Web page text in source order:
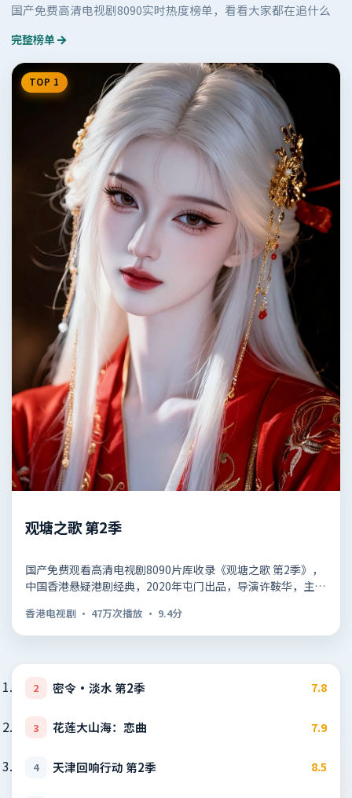
国产免费高清电视剧8090实时热度榜单，看看大家都在追什么
完整榜单
TOP 1
观塘之歌 第2季
国产免费观看高清电视剧8090片库收录《观塘之歌 第2季》，
中国香港悬疑港剧经典，2020年屯门出品，导演许鞍华，主演
香港电视剧 · 47万次播放 · 9.4分
2 密令·淡水 第2季 7.8
3 花莲大山海：恋曲 7.9
4 天津回响行动 第2季 8.5